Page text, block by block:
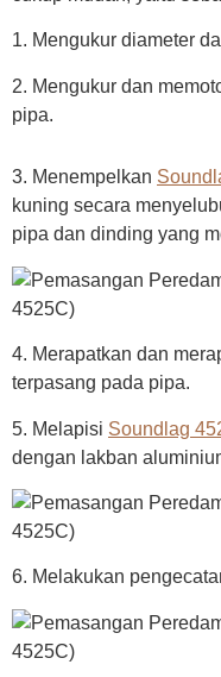
1. Mengukur diameter
2. Mengukur dan
pipa.
3. Menempelkan
kuning secara
pipa dan dinding yang
4. Merapatkan dan
terpasang pada pipa.
5. Melapisi Soundlag
dengan lakban
6. Melakukan